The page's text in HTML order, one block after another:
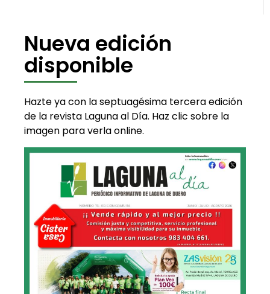
Nueva edición
disponible
Hazte ya con la septuagésima tercera edición
de la revista Laguna al Día. Haz clic sobre la
imagen para verla online.